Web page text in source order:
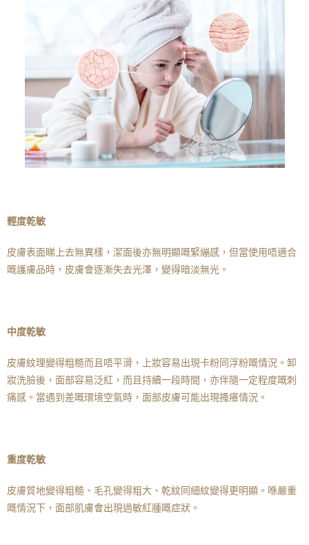
輕度乾敏
皮膚表面睇上去無異樣，潔面後亦無明顯嘅緊繃感，但當使用唔適合
嘅護膚品時，皮膚會逐漸失去光澤，變得暗淡無光。
中度乾敏
皮膚紋理變得粗糙而且唔平滑，上妝容易出現卡粉同浮粉嘅情況。卸
妝洗臉後，面部容易泛紅，而且持續一段時間，亦伴隨一定程度嘅刺
痛感。當遇到差嘅環境空氣時，面部皮膚可能出現搔癢情況。
重度乾敏
皮膚質地變得粗糙、毛孔變得粗大、乾紋同細紋變得更明顯。喺嚴重
嘅情況下，面部肌膚會出現過敏紅腫嘅症狀。